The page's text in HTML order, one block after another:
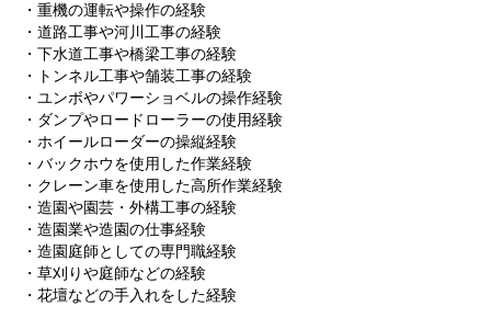
・重機の運転や操作の経験
・道路工事や河川工事の経験
・下水道工事や橋梁工事の経験
・トンネル工事や舗装工事の経験
・ユンボやパワーショベルの操作経験
・ダンプやロードローラーの使用経験
・ホイールローダーの操縦経験
・バックホウを使用した作業経験
・クレーン車を使用した高所作業経験
・造園や園芸・外構工事の経験
・造園業や造園の仕事経験
・造園庭師としての専門職経験
・草刈りや庭師などの経験
・花壇などの手入れをした経験